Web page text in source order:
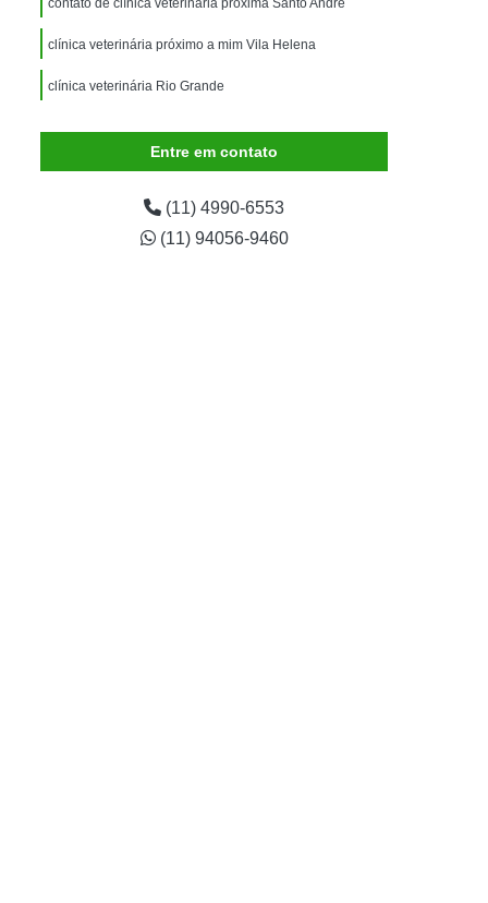
Animal
Internação de Animais
para Cachorro
Internação para Cães
Internação para Gatos
Internação Veterinária São Caetano
Canino
Limpeza de Tártaro para Cães
Cachorro
contato de clínica veterinária próxima Santo André
clínica veterinária próximo a mim Vila Helena
clínica veterinária Rio Grande
Joaquim Eugênio de LimaEntre em contato
(11) 4990-6553
(11) 94056-9460